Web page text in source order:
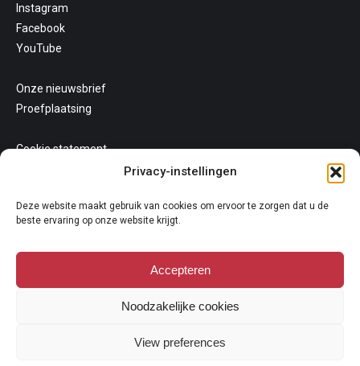
Privacy-instellingen
Deze website maakt gebruik van cookies om ervoor te zorgen dat u de
beste ervaring op onze website krijgt.
Accepteren
Noodzakelijke cookies
View preferences
Instagram
Facebook
YouTube
Onze nieuwsbrief
Proefplaatsing
Cookie statement
Niets van deze website mag gekopieerd en/of op andere wijze